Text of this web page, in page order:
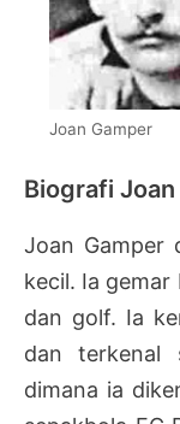
Joan Gamper
Biografi
Joan Gamper
kecil. Ia
dan golf. Ia
dan terkenal
dimana ia